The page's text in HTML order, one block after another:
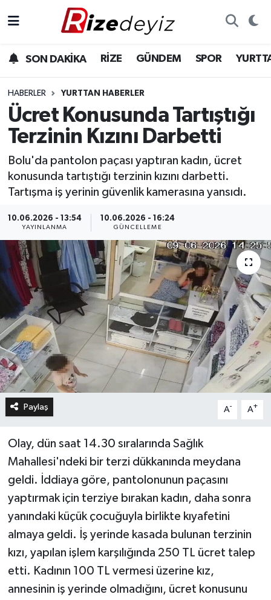
SON DAKİKA RİZE GÜNDEM SPOR
HABERLER YURTTAN HABERLER
Ücret Konusunda Tartıştığı
Terzinin Kızını Darbetti
Bolu'da pantolon paçası yaptıran kadın, ücret
konusunda tartıştığı terzinin kızını darbetti.
Tartışma iş yerinin güvenlik kamerasına yansıdı.
10.06.2026 - 13:54
YAYINLANMA
10.06.2026 - 16:24
GÜNCELLEME
Paylaş A- A+
Olay, dün saat 14.30 sıralarında Sağlık
Mahallesi'ndeki bir terzi dükkanında meydana
geldi. İddiaya göre, pantolonunun paçasını
yaptırmak için terziye bırakan kadın, daha sonra
yanındaki küçük çocuğuyla birlikte kıyafetini
almaya geldi. İş yerinde kasada bulunan terzinin
kızı, yapılan işlem karşılığında 250 TL ücret talep
etti. Kadının 100 TL vermesi üzerine kız,
annesinin iş yerinde olmadığını, ücret konusunu
Gündem
Yurttan Haberler
Ekonomi
Teknoloji
Sağlık
Rize Hava Durumu
Rize Trafik Yoğunluk Haritası
Süper Lig Puan Durumu ve Fikstür
Tüm Manşetler
Son Dakika Haberleri
Haber Arşivi